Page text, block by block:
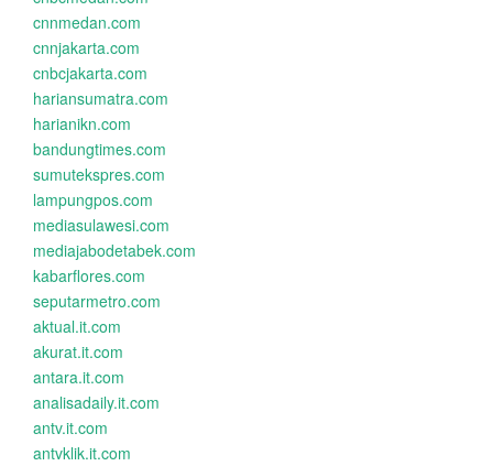
cnnmedan.com
cnnjakarta.com
cnbcjakarta.com
hariansumatra.com
harianikn.com
bandungtimes.com
sumutekspres.com
lampungpos.com
mediasulawesi.com
mediajabodetabek.com
kabarflores.com
seputarmetro.com
aktual.it.com
akurat.it.com
antara.it.com
analisadaily.it.com
antv.it.com
antvklik.it.com